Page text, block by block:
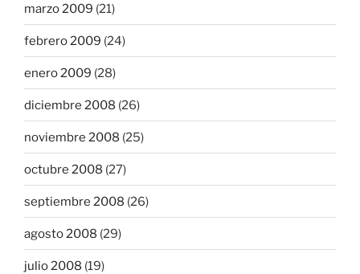
marzo 2009 (21)
febrero 2009 (24)
enero 2009 (28)
diciembre 2008 (26)
noviembre 2008 (25)
octubre 2008 (27)
septiembre 2008 (26)
agosto 2008 (29)
julio 2008 (19)